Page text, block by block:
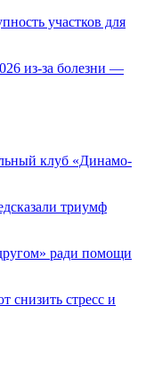
участков для
из-за болезни —
клуб «Динамо-
триумф
ради помощи
снизить стресс и